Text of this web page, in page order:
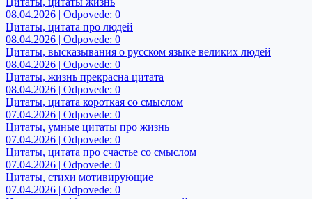
08.04.2026 | Odpovede: 0
Цитаты, цитата про людей
08.04.2026 | Odpovede: 0
Цитаты, высказывания о русском языке великих людей
08.04.2026 | Odpovede: 0
Цитаты, жизнь прекрасна цитата
08.04.2026 | Odpovede: 0
Цитаты, цитата короткая со смыслом
07.04.2026 | Odpovede: 0
Цитаты, умные цитаты про жизнь
07.04.2026 | Odpovede: 0
Цитаты, цитата про счастье со смыслом
07.04.2026 | Odpovede: 0
Цитаты, стихи мотивирующие
07.04.2026 | Odpovede: 0